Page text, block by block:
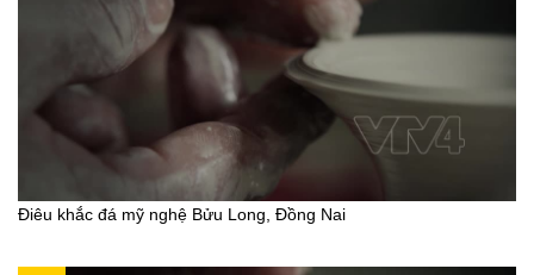
Điêu khắc đá mỹ nghệ Bửu Long, Đồng Nai